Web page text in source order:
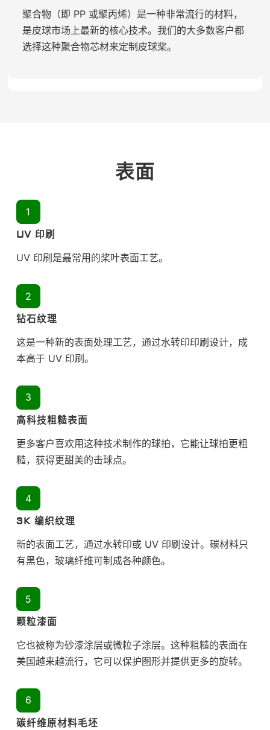
聚合物（即 PP 或聚丙烯）是一种非常流行的材料，
是皮球市场上最新的核心技术。我们的大多数客户都
选择这种聚合物芯材来定制皮球桨。
表面
UV 印刷
UV 印刷是最常用的桨叶表面工艺。
钻石纹理
这是一种新的表面处理工艺，通过水转印印刷设计，成
本高于 UV 印刷。
高科技粗糙表面
更多客户喜欢用这种技术制作的球拍，它能让球拍更粗
糙，获得更甜美的击球点。
3K 编织纹理
新的表面工艺，通过水转印或 UV 印刷设计。碳材料只
有黑色，玻璃纤维可制成各种颜色。
颗粒漆面
它也被称为砂漆涂层或微粒子涂层。这种粗糙的表面在
美国越来越流行，它可以保护图形并提供更多的旋转。
碳纤维原材料毛坯